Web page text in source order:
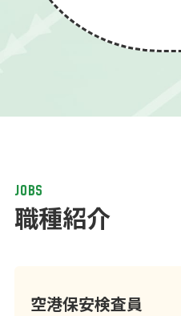
JOBS
職種紹介
空港保安検査員